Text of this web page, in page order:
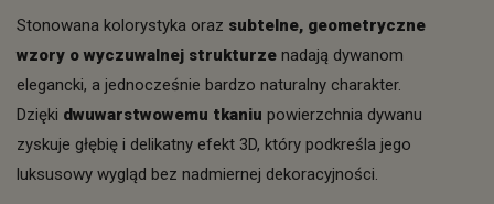
Stonowana kolorystyka oraz subtelne, geometryczne
wzory o wyczuwalnej strukturze nadają dywanom
elegancki, a jednocześnie bardzo naturalny charakter.
Dzięki dwuwarstwowemu tkaniu powierzchnia dywanu
zyskuje głębię i delikatny efekt 3D, który podkreśla jego
luksusowy wygląd bez nadmiernej dekoracyjności.